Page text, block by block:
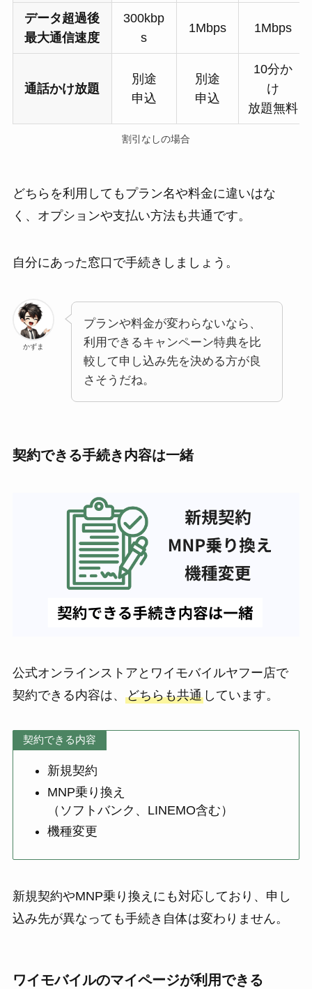
データ超過後
最大通信速度
300kbp
s
1Mbps 1Mbps
通話かけ放題
別途
申込
別途
申込
10分か
け
放題無料
割引なしの場合
どちらを利用してもプラン名や料金に違いはな
く、オプションや支払い方法も共通です。
自分にあった窓口で手続きしましょう。
かずま
プランや料金が変わらないなら、
利用できるキャンペーン特典を比
較して申し込み先を決める方が良
さそうだね。
契約できる手続き内容は一緒
公式オンラインストアとワイモバイルヤフー店で
契約できる内容は、 どちらも共通しています。
契約できる内容
新規契約
MNP乗り換え
（ソフトバンク、LINEMO含む）
機種変更
新規契約やMNP乗り換えにも対応しており、申し
込み先が異なっても手続き自体は変わりません。
ワイモバイルのマイページが利用できる